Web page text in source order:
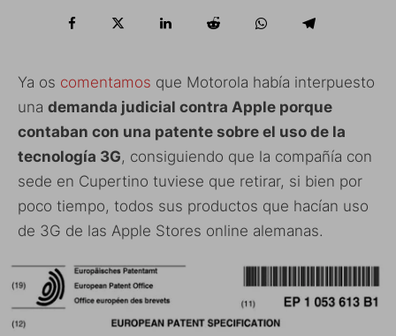
Ya os comentamos que Motorola había interpuesto
una demanda judicial contra Apple porque
contaban con una patente sobre el uso de la
tecnología 3G, consiguiendo que la compañía con
sede en Cupertino tuviese que retirar, si bien por
poco tiempo, todos sus productos que hacían uso
de 3G de las Apple Stores online alemanas.